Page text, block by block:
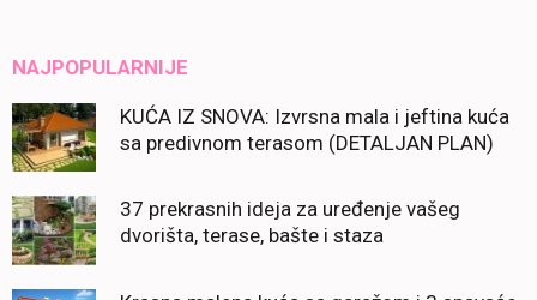
NAJPOPULARNIJE
KUĆA IZ SNOVA: Izvrsna mala i jeftina kuća
sa predivnom terasom (DETALJAN PLAN)
37 prekrasnih ideja za uređenje vašeg
dvorišta, terase, bašte i staza